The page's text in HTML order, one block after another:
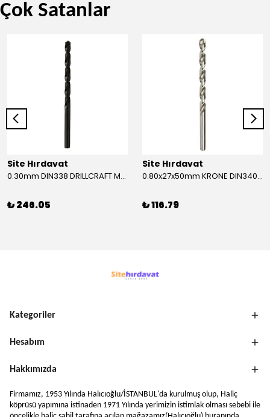
Çok Satanlar
Site Hırdavat
0.30mm DIN338 DRILLCRAFT MATKAP UCU HSS 10 Adet
₺ 246.05
Site Hırdavat
0.80x27x50mm KRONE DIN340 UZUN MATKAP UCU HSS 10 Adet
₺ 116.79
Kategoriler
Hesabım
Hakkımızda
Firmamız, 1953 Yılında Halıcıoğlu/İSTANBUL'da kurulmuş olup, Haliç
köprüsü yapımına istinaden 1971 Yılında yerimizin istimlak olması sebebi ile